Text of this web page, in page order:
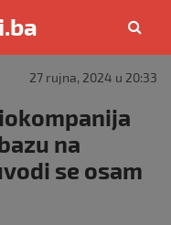
27 rujna, 2024 u 20:33
na
se osam